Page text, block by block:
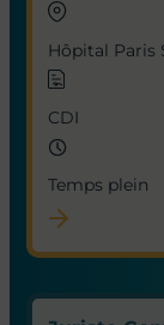
Hôpital Paris
CDI
Temps plein